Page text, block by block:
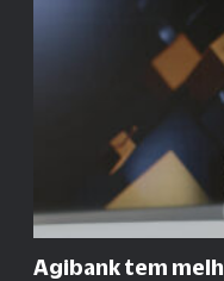
Agibank tem